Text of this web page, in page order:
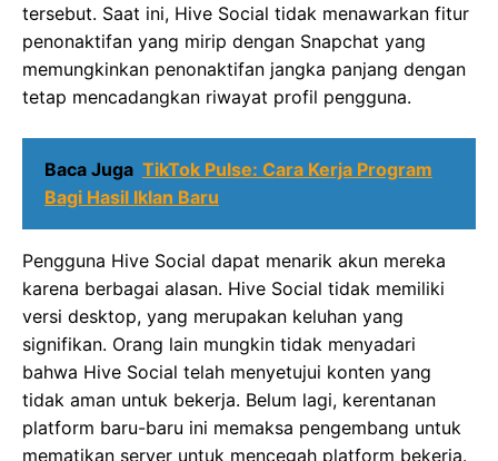
tersebut. Saat ini, Hive Social tidak menawarkan fitur
penonaktifan yang mirip dengan Snapchat yang
memungkinkan penonaktifan jangka panjang dengan
tetap mencadangkan riwayat profil pengguna.
Baca Juga TikTok Pulse: Cara Kerja Program
Bagi Hasil Iklan Baru
Pengguna Hive Social dapat menarik akun mereka
karena berbagai alasan. Hive Social tidak memiliki
versi desktop, yang merupakan keluhan yang
signifikan. Orang lain mungkin tidak menyadari
bahwa Hive Social telah menyetujui konten yang
tidak aman untuk bekerja. Belum lagi, kerentanan
platform baru-baru ini memaksa pengembang untuk
mematikan server untuk mencegah platform bekerja.